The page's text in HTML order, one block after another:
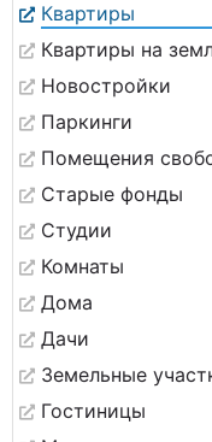
Квартиры
Квартиры на
Новостройки
Паркинги
Помещения
Старые фонды
Студии
Комнаты
Дома
Дачи
Земельные
Гостиницы